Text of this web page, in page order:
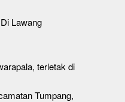
Lawang
terletak di
Tumpang,